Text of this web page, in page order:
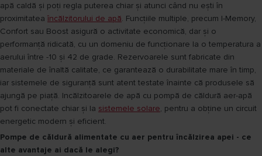
apă caldă și poți regla puterea chiar și atunci când nu ești în
proximitatea încălzitorului de apă. Funcțiile multiple, precum I-Memory,
Confort sau Boost asigură o activitate economică, dar și o
performanță ridicată, cu un domeniu de funcționare la o temperatura a
aerului între -10 și 42 de grade. Rezervoarele sunt fabricate din
materiale de înaltă calitate, ce garantează o durabilitate mare în timp,
iar sistemele de siguranță sunt atent testate înainte că produsele să
ajungă pe piață. Incălzitoarele de apă cu pompă de căldură aer-apă
pot fi conectate chiar și la sistemele solare, pentru a obține un circuit
energetic modern și eficient.
Pompe de căldură alimentate cu aer pentru încălzirea apei - ce
alte avantaje ai dacă le alegi?